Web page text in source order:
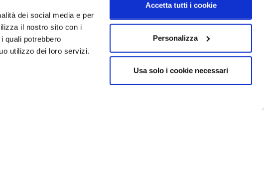
dei social media e per
il nostro sito con i
quali potrebbero
utilizzo dei loro servizi.
Accetta tutti i cookie
Personalizza
Usa solo i cookie necessari